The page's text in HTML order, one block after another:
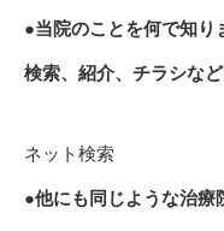
●当院のことを何で知り
検索、紹介、チラシなど
ネット検索
●他にも同じような治療